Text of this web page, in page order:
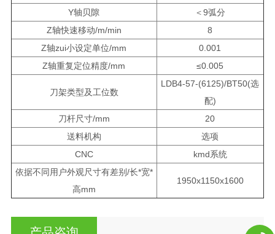
Y轴贝隙
＜9弧分
Z轴快速移动/m/min
8
Z轴zui小设定单位/mm
0.001
Z轴重复定位精度/mm
≤0.005
刀架类型及工位数
LDB4-57-(6125)/BT50(选
配)
刀杆尺寸/mm
20
送料机构
选项
CNC
kmd系统
依据不同用户外观尺寸有差别/长*宽*
高mm
1950x1150x1600